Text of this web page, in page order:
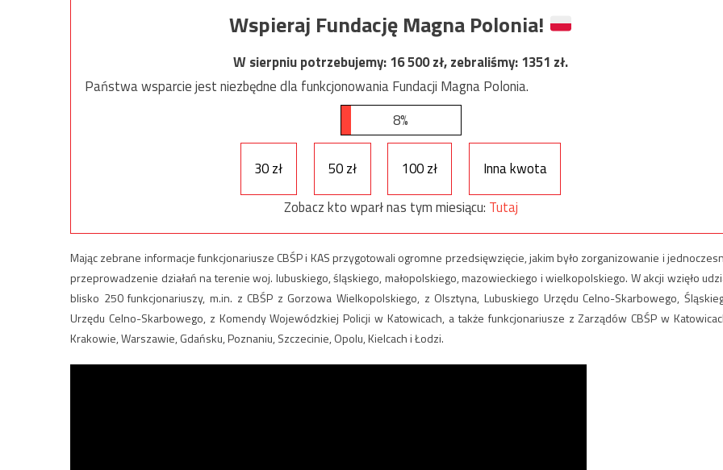
Wspieraj Fundację Magna Polonia!
W sierpniu potrzebujemy:16 500zł, zebraliśmy:1351 zł.
Państwa wsparcie jest niezbędne dla funkcjonowania Fundacji Magna Polonia.
8%
30 zł 50 zł 100 zł
Inna kwota
Zobacz kto wparł nas tym miesiącu: Tutaj
Mając zebrane informacje funkcjonariusze CBŚP i KAS przygotowali ogromne przedsięwzięcie, jakim było zorganizowanie i
przeprowadzenie działań na terenie woj. lubuskiego, śląskiego, małopolskiego, mazowieckiego i wielkopolskiego. W akcji wzięło
blisko 250 funkcjonariuszy, m.in. z CBŚP z Gorzowa Wielkopolskiego, z Olsztyna, Lubuskiego Urzędu Celno-Skarbowego,
Urzędu Celno-Skarbowego, z Komendy Wojewódzkiej Policji w Katowicach, a także funkcjonariusze z Zarządów CBŚP w
Krakowie, Warszawie, Gdańsku, Poznaniu, Szczecinie, Opolu, Kielcach i Łodzi.